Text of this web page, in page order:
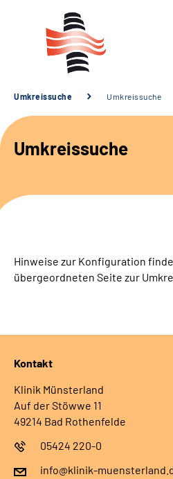
Unsere Klinik
Unsere Angebote
Service
Sozialdienste & Zuweisende
Gebärdensprache
Umkreissuche Umkreissuche
Umkreissuche
Hinweise zur Konfiguration
übergeordneten Seite zur
Kontakt
Klinik Münsterland
Auf der Stöwwe 11
49214 Bad Rothenfelde
05424 220-0
info@klinik-